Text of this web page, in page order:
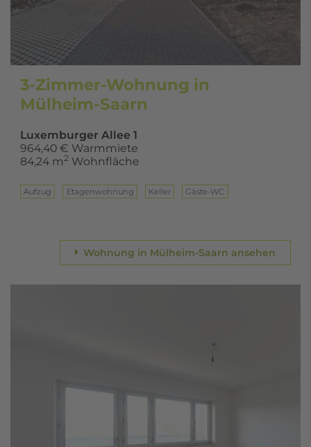
3-Zimmer-Wohnung in
Mülheim-Saarn
Luxemburger Allee 1
964,40 € Warmmiete
84,24 m2 Wohnfläche
Aufzug Eta­gen­woh­nung Keller Gäste-WC
Wohnung in Mülheim-Saarn ansehen